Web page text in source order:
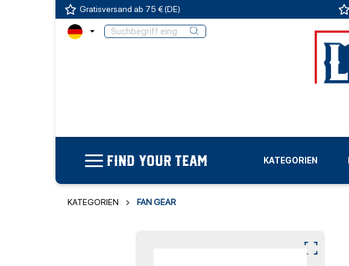
Gratisversand ab 75 € (DE)
FIND YOUR TEAM KATEGORIEN
KATEGORIEN FAN GEAR